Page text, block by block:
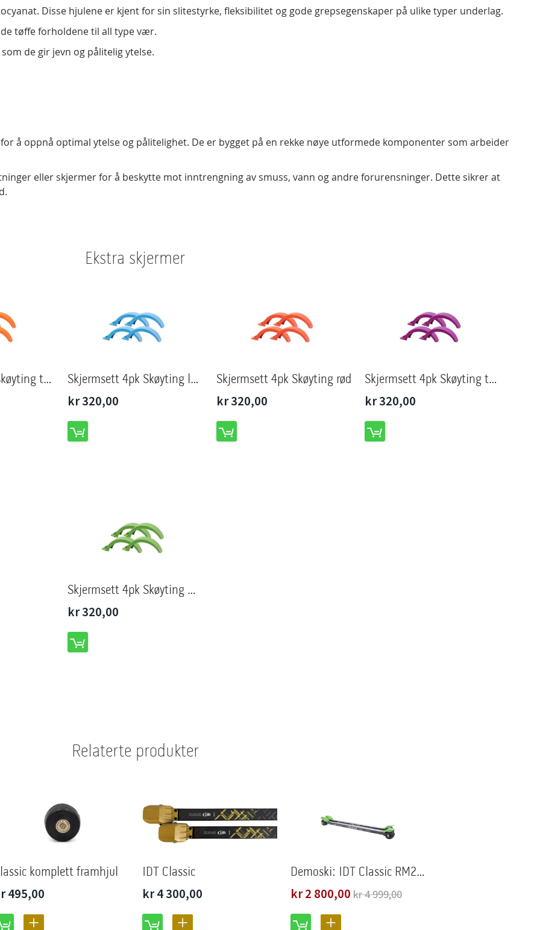
Disse hjulene er kjent for sin slitestyrke, fleksibilitet og gode grepsegenskaper på ulike typer underlag.
tøffe forholdene til all type vær.
de gir jevn og pålitelig ytelse.
å oppnå optimal ytelse og pålitelighet. De er bygget på en rekke nøye utformede komponenter som arbeider
eller skjermer for å beskytte mot inntrengning av smuss, vann og andre forurensninger. Dette sikrer at
Ekstra skjermer
Skjermsett 4pk Skøyting trafikk oransje Skjermsett 4pk Skøyting lyse blå
kr 320,00
Skjermsett 4pk Skøyting rød
kr 320,00
Skjermsett 4pk Skøyting trafikk lilla
kr 320,00
Skjermsett 4pk Skøyting mai grønn
kr 320,00
Relaterte produkter
komplett framhjul
495,00
LEGG
IDT Classic
kr 4 300,00
LEGG
Demoski: IDT Classic RM2 med binding
Spesialpris
kr 2 800,00 kr 4 999,00
LEGG